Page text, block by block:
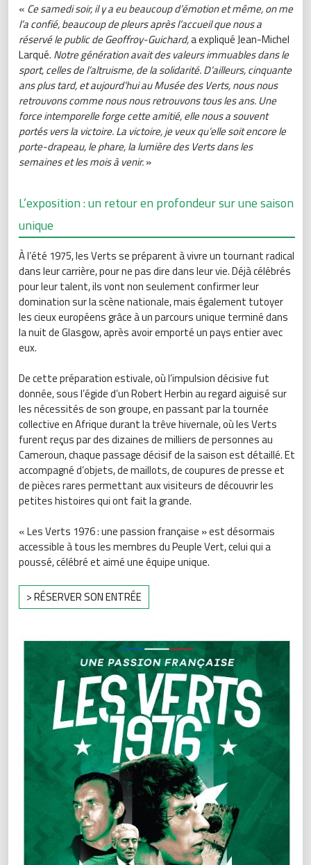
« Ce samedi soir, il y a eu beaucoup d’émotion et même, on me
l’a confié, beaucoup de pleurs après l’accueil que nous a
réservé le public de Geoffroy-Guichard,a expliqué Jean-Michel
Larqué. Notre génération avait des valeurs immuables dans le
sport, celles de l’altruisme, de la solidarité. D’ailleurs, cinquante
ans plus tard, et aujourd’hui au Musée des Verts, nous nous
retrouvons comme nous nous retrouvons tous les ans. Une
force intemporelle forge cette amitié, elle nous a souvent
portés vers la victoire. La victoire, je veux qu’elle soit encore le
porte-drapeau, le phare, la lumière des Verts dans les
semaines et les mois à venir.»
L’exposition : un retour en profondeur sur une saison
unique
À l’été 1975, les Verts se préparent à vivre un tournant radical
dans leur carrière, pour ne pas dire dans leur vie. Déjà célébrés
pour leur talent, ils vont non seulement confirmer leur
domination sur la scène nationale, mais également tutoyer
les cieux européens grâce à un parcours unique terminé dans
la nuit de Glasgow, après avoir emporté un pays entier avec
eux.
De cette préparation estivale, où l’impulsion décisive fut
donnée, sous l’égide d’un Robert Herbin au regard aiguisé sur
les nécessités de son groupe, en passant par la tournée
collective en Afrique durant la trêve hivernale, où les Verts
furent reçus par des dizaines de milliers de personnes au
Cameroun, chaque passage décisif de la saison est détaillé. Et
accompagné d’objets, de maillots, de coupures de presse et
de pièces rares permettant aux visiteurs de découvrir les
petites histoires qui ont fait la grande.
« Les Verts 1976 : une passion française » est désormais
accessible à tous les membres du Peuple Vert, celui qui a
poussé, célébré et aimé une équipe unique.
> RÉSERVER SON ENTRÉE